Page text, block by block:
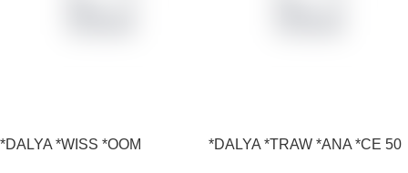
*DALYA *WISS *OOM
*DALYA *TRAW *ANA *CE 50